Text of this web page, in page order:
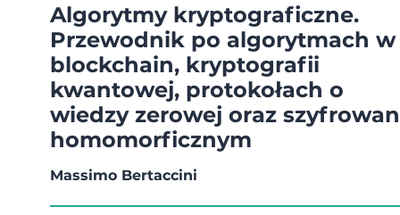
Algorytmy kryptograficzne.
Przewodnik po algorytmach w
blockchain, kryptografii
kwantowej, protokołach o
wiedzy zerowej oraz
homomorficznym
Massimo Bertaccini